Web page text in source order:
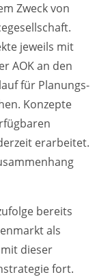
Zweck von
jeweils mit
AOK an den
für Planungs-
Konzepte
erarbeitet.
bereits
als
dieser
fort.